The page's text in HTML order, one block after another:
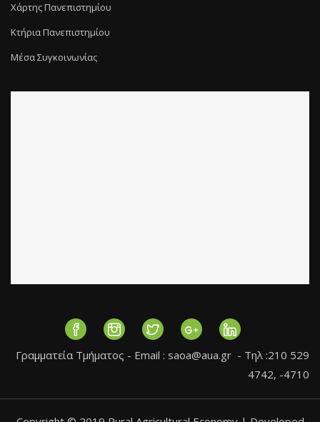
Χάρτης Πανεπιστημίου
Κτήρια Πανεπιστημίου
Μέσα Συγκοινωνίας
Γραμματεία Τμήματος - Εmail : saoa@aua.gr - Τηλ :210 529
4742, -4710